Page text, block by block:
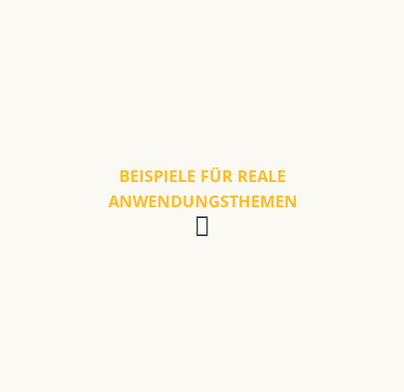
BEISPIELE FÜR REALE
ANWENDUNGSTHEMEN